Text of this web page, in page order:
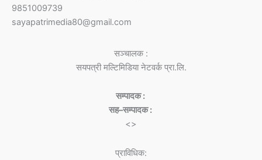
9851009739
sayapatrimedia80@gmail.com
सञ्चालक :
सयपत्री मल्टिमिडिया नेटवर्क प्रा.लि.
सम्पादक :
सह–सम्पादक :
<>
प्राविधिक: